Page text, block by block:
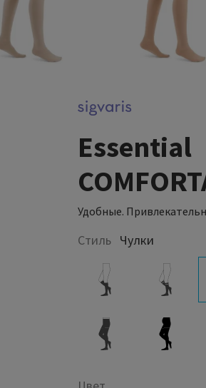
Essential
Удобные.
Стиль Чулки